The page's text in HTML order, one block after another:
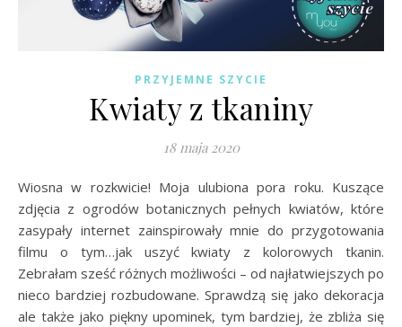
PRZYJEMNE SZYCIE
Kwiaty z tkaniny
18 maja 2020
Wiosna w rozkwicie! Moja ulubiona pora roku. Kuszące
zdjęcia z ogrodów botanicznych pełnych kwiatów, które
zasypały internet zainspirowały mnie do przygotowania
filmu o tym…jak uszyć kwiaty z kolorowych tkanin.
Zebrałam sześć różnych możliwości – od najłatwiejszych po
nieco bardziej rozbudowane. Sprawdzą się jako dekoracja
ale także jako piękny upominek, tym bardziej, że zbliża się